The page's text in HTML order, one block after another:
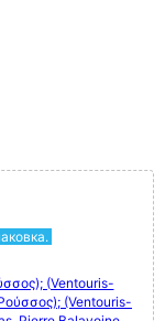
(Ventouris-
(Ventouris-